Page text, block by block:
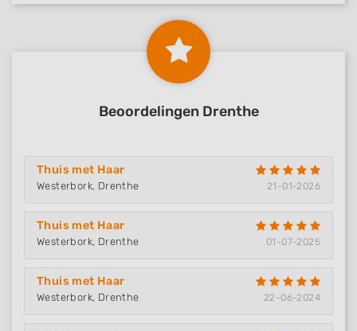
Beoordelingen Drenthe
Thuis met Haar
Westerbork, Drenthe 21-01-2026
Thuis met Haar
Westerbork, Drenthe 01-07-2025
Thuis met Haar
Westerbork, Drenthe 22-06-2024